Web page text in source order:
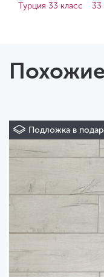
Турция 33 класс 33
Подложка в